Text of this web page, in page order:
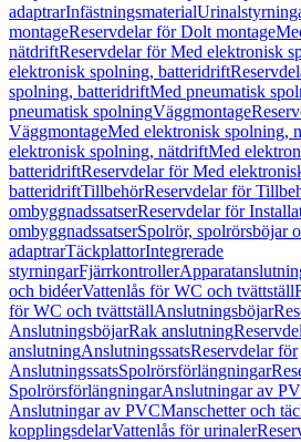
adaptrarInfästningsmaterial
montageReservdelar för Dolt montage
nätdriftReservdelar för Med elektronisk
elektronisk spolning, batteridrift
spolning, batteridriftMed pneumatisk
pneumatisk spolningVäggmontage
VäggmontageMed elektronisk spolning,
elektronisk spolning, nätdriftMed
batteridriftReservdelar för Med
batteridriftTillbehörReservdelar för
ombyggnadssatserReservdelar för
ombyggnadssatserSpolrör, spolrörsböjar
adaptrarTäckplattorIntegrerade
styrningarFjärrkontroller
och bidéerVattenlås för WC och tvättställ
för WC och tvättställAnslutningsböjar
AnslutningsböjarRak anslutning
anslutningAnslutningssatsReservdelar för
AnslutningssatsSpolrörsförlängningar
SpolrörsförlängningarAnslutningar av
Anslutningar av PVCManschetter och
kopplingsdelarVattenlås för urinaler